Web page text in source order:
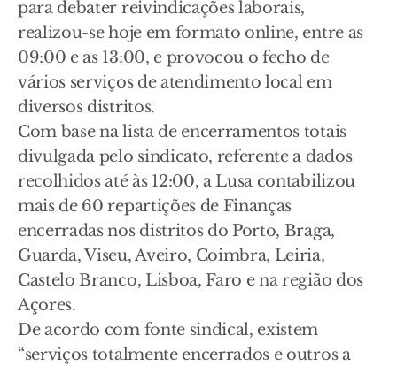
para debater reivindicações laborais,
realizou-se hoje em formato online, entre as
09:00 e as 13:00, e provocou o fecho de
vários serviços de atendimento local em
diversos distritos.
Com base na lista de encerramentos totais
divulgada pelo sindicato, referente a dados
recolhidos até às 12:00, a Lusa contabilizou
mais de 60 repartições de Finanças
encerradas nos distritos do Porto, Braga,
Guarda, Viseu, Aveiro, Coimbra, Leiria,
Castelo Branco, Lisboa, Faro e na região dos
Açores.
De acordo com fonte sindical, existem
“serviços totalmente encerrados e outros a